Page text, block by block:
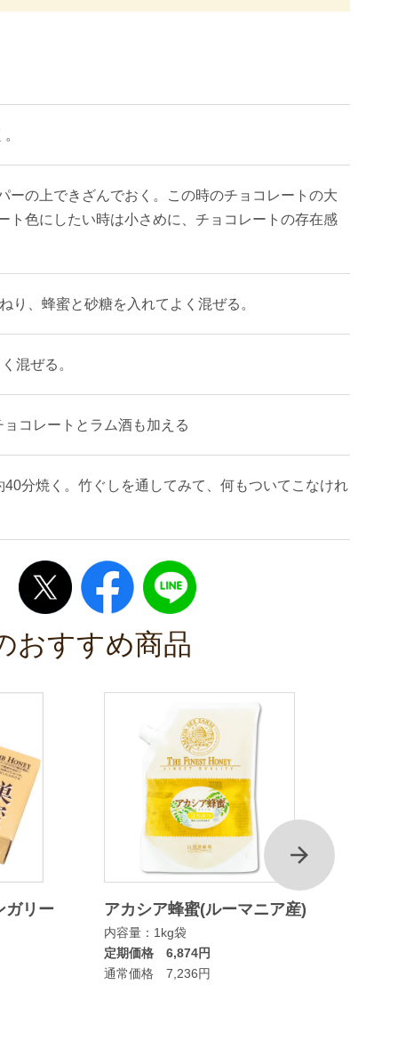
ーの上できざんでおく。この時のチョコレートの大
ト色にしたい時は小さめに、チョコレートの存在感
り、蜂蜜と砂糖を入れてよく混ぜる。
混ぜる。
コレートとラム酒も加える
分焼く。竹ぐしを通してみて、何もついてこなけれ
おすすめ商品
ガリー アカシア蜂蜜(ルーマニア産)
内容量：1kg袋
定期価格 6,874円
通常価格 7,236円
次